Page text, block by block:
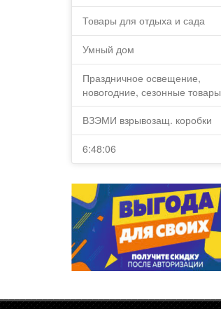
Товары для отдыха и сада
Умный дом
Праздничное освещение,
новогодние, сезонные товары
ВЗЭМИ взрывозащ. коробки
6:48:06